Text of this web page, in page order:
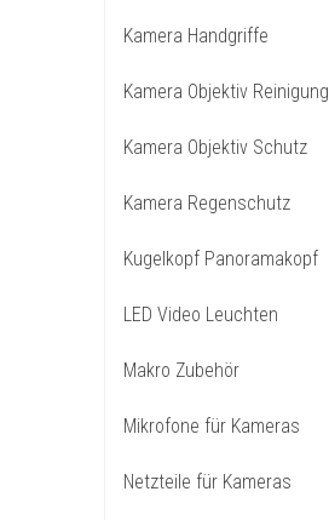
Kamera Handgriffe
Kamera Objektiv Reinigung
Kamera Objektiv Schutz
Kamera Regenschutz
Kugelkopf Panoramakopf
LED Video Leuchten
Makro Zubehör
Mikrofone für Kameras
Netzteile für Kameras